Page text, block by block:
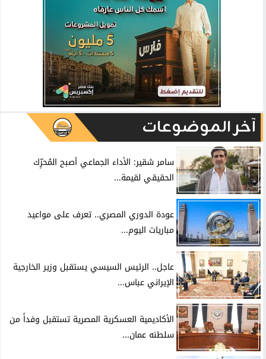
آخر الموضوعات
سامر شقير: الأداء الجماعي أصبح المُحرِّك
الحقيقي لقيمة...
عودة الدوري المصري.. تعرف على مواعيد
مباريات اليوم...
عاجل.. الرئيس السيسي يستقبل وزير الخارجية
الإيراني عباس...
الأكاديمية العسكرية المصرية تستقبل وفداً من
سلطنه عمان...